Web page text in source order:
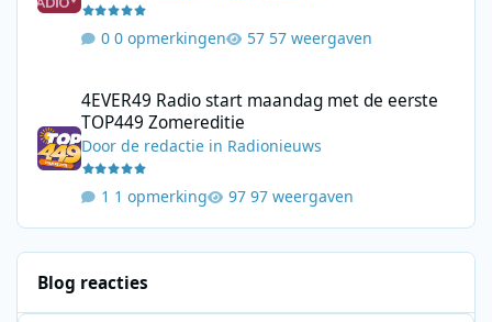
0 opmerkingen 57 weergaven
4EVER49 Radio start maandag met de eerste
TOP449 Zomereditie
Doorde redactie in Radionieuws
1 opmerking 97 weergaven
Blog reacties